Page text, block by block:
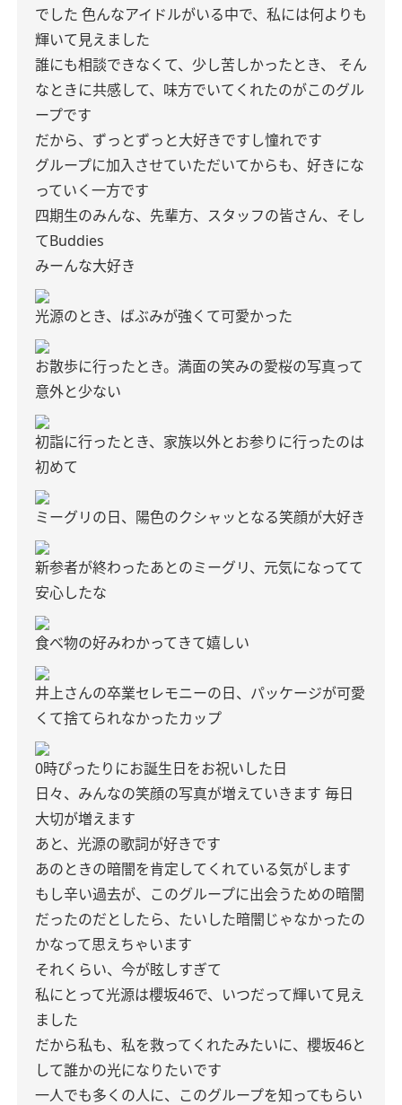
でした 色んなアイドルがいる中で、私には何よりも
輝いて見えました
誰にも相談できなくて、少し苦しかったとき、
そん
なときに共感して、味方でいてくれたのがこのグル
ープです
だから、ずっとずっと大好きですし憧れです
グループに加入させていただいてからも、好きにな
っていく一方です
四期生のみんな、先輩方、スタッフの皆さん、そし
てBuddies
みーんな大好き
光源のとき、ばぶみが強くて可愛かった
お散歩に行ったとき。満面の笑みの愛桜の写真って
意外と少ない
初詣に行ったとき、家族以外とお参りに行ったのは
初めて
ミーグリの日、陽色のクシャッとなる笑顔が大好き
新参者が終わったあとのミーグリ、元気になってて
安心したな
食べ物の好みわかってきて嬉しい
井上さんの卒業セレモニーの日、パッケージが可愛
くて捨てられなかったカップ
0時ぴったりにお誕生日をお祝いした日
日々、みんなの笑顔の写真が増えていきます 毎日
大切が増えます
あと、光源の歌詞が好きです
あのときの暗闇を肯定してくれている気がします
もし辛い過去が、このグループに出会うための暗闇
だったのだとしたら、たいした暗闇じゃなかったの
かなって思えちゃいます
それくらい、今が眩しすぎて
私にとって光源は櫻坂46で、いつだって輝いて見え
ました
だから私も、私を救ってくれたみたいに、櫻坂46と
して誰かの光になりたいです
一人でも多くの人に、このグループを知ってもらい